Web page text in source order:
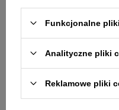
SZCZEGÓŁOWE DANE
OPINIE (0)
Potrzebujesz
Funkcjonalne
Analityczne pliki
Reklamowe pliki